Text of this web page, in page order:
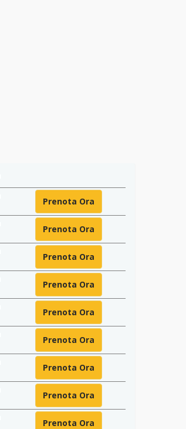
Prenota Ora
Prenota Ora
Prenota Ora
Prenota Ora
Prenota Ora
Prenota Ora
Prenota Ora
Prenota Ora
Prenota Ora